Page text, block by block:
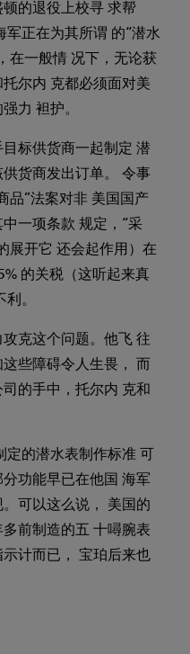
的退役上校寻 求帮
正在为其所谓 的“潜水
在一般情 况下，无论获
尔内 克都必须面对美
力 袒护。
标供货商一起制定 潜
货商发出订单。 令事
品”法案对非 美国国产
一项条款 规定，“采
展开它 还会起作用）在
的关税（这听起来真
。
克这个问题。他飞 往
些障碍令人生畏， 而
的手中，托尔内 克和
的潜水表制作标准 可
功能早已在他国 海军
可以这么说， 美国的
前制造的五 十噚腕表
计而已， 宝珀后来也